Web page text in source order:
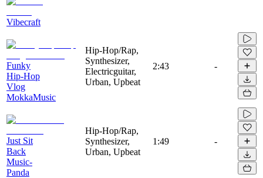
Vibecraft
Funky
Hip-Hop
Vlog
MokkaMusic
Hip-Hop/Rap,
Synthesizer,
Electricguitar,
Urban, Upbeat
2:43 -
Just Sit
Back
Music-
Panda
Hip-Hop/Rap,
Synthesizer,
Urban, Upbeat
1:49 -